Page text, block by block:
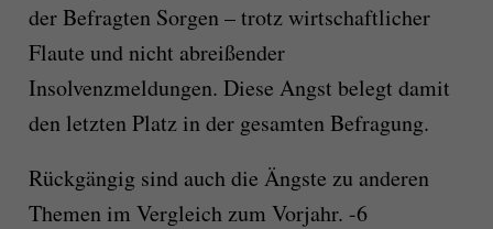
der Befragten Sorgen – trotz wirtschaftlicher
Flaute und nicht abreißender
Insolvenzmeldungen. Diese Angst belegt damit
den letzten Platz in der gesamten Befragung.
Rückgängig sind auch die Ängste zu anderen
Themen im Vergleich zum Vorjahr. -6